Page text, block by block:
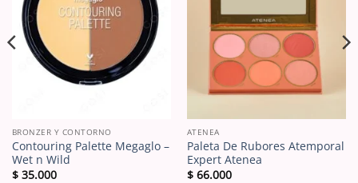
BRONZER Y CONTORNO
Contouring Palette Megaglo –
Wet n Wild
$35.000
ATENEA
Paleta De Rubores Atemporal
Expert Atenea
$66.000